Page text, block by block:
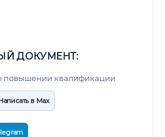
ДОКУМЕНТ:
повышении квалификации
в Max